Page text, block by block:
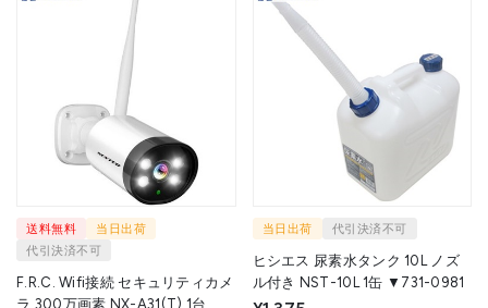
送料無料
当日出荷
代引決済不可
F.R.C. Wifi接続 セキュリティカメ
ラ 300万画素 NX-A31(T) 1台
当日出荷 代引決済不可
ヒシエス 尿素水タンク 10L ノズ
ル付き NST-10L 1缶 ▼731-0981